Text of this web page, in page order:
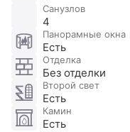
Санузлов
4
Панорамные окна
Есть
Отделка
Без отделки
Второй свет
Есть
Камин
Есть